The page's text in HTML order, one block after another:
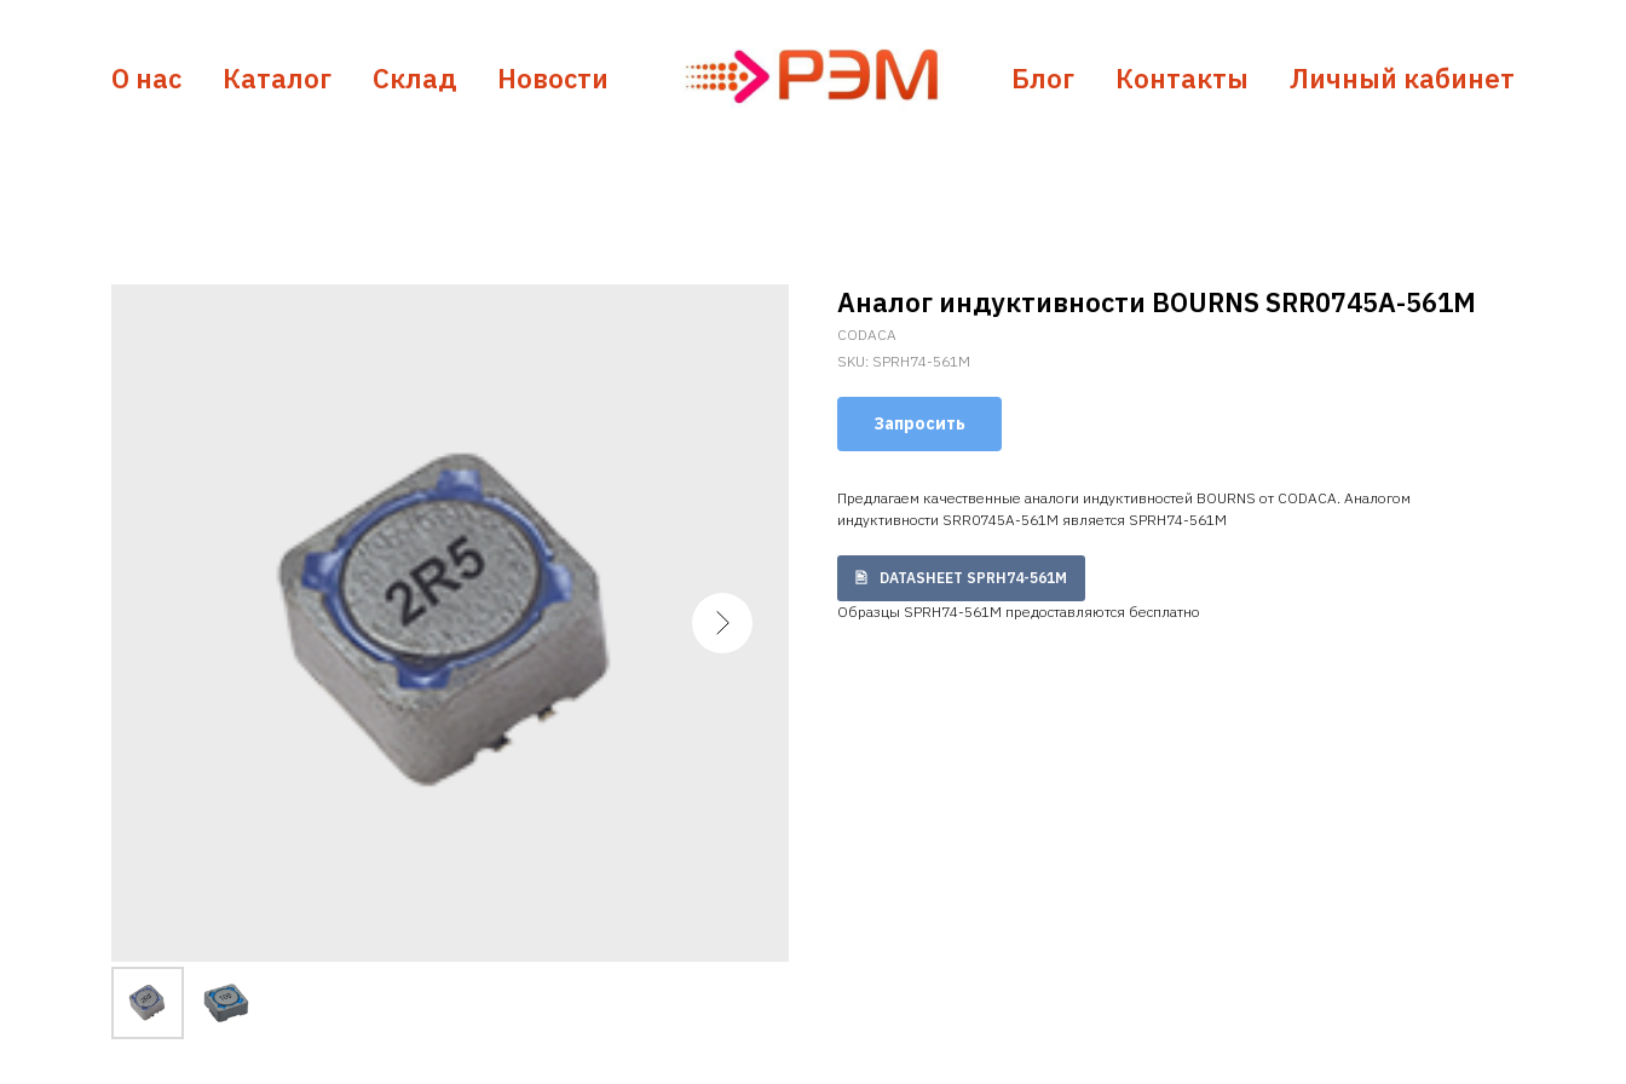
О нас Каталог Склад Новости Блог Контакты Личный кабинет
Аналог индуктивности BOURNS SRR0745A-561M
CODACA
SKU: SPRH74-561M
Запросить
Предлагаем качественные аналоги индуктивностей BOURNS от CODACA. Аналогом
индуктивности SRR0745A-561M является SPRH74-561M
DATASHEET SPRH74-561M
Образцы SPRH74-561M предоставляются бесплатно